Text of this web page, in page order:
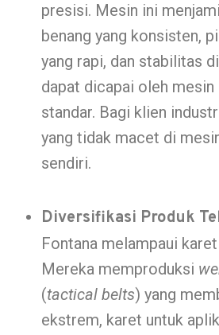
presisi. Mesin ini
benang yang konsisten,
yang rapi, dan stabilitas
dapat dicapai oleh mesin
standar. Bagi klien
yang tidak macet di
sendiri.
Diversifikasi Produk
Fontana melampaui
Mereka memproduksi
(tactical belts) yang
ekstrem, karet untuk